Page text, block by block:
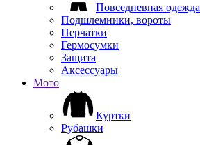
Повседневная одежда
Подшлемники, вороты
Перчатки
Гермосумки
Защита
Аксессуары
Мото
Куртки
Рубашки